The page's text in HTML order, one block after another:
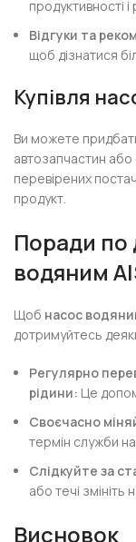
продуктивності і
Відгуки та
щоб дізнатися
Купівля
Ви можете
автозапчастин
перевірених
продукт.
Поради по
водяним
Щоб насос
дотримуйтесь
Регулярно
рідини: Це
Своєчасно
термін служби
Слідкуйте за
або течі
Висновок